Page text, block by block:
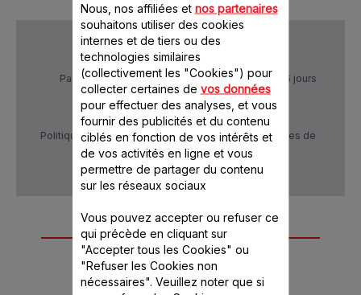
Paiement Sécurisé Livraison sous 5 à 6 jours
Politique de confidentialité
Conditions générales de
Autre(s) accessoire(s)
recommandé(s)
Nous, nos affiliées et nos partenaires
souhaitons utiliser des cookies
internes et de tiers ou des
technologies similaires
(collectivement les "Cookies") pour
collecter certaines de vos données
pour effectuer des analyses, et vous
fournir des publicités et du contenu
ciblés en fonction de vos intérêts et
de vos activités en ligne et vous
permettre de partager du contenu
sur les réseaux sociaux
Vous pouvez accepter ou refuser ce
qui précède en cliquant sur
"Accepter tous les Cookies" ou
"Refuser les Cookies non
nécessaires". Veuillez noter que si